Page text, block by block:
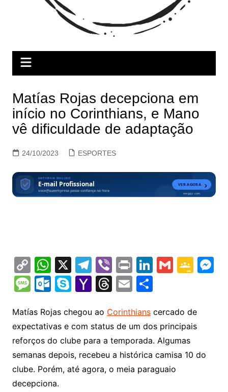
Matías Rojas decepciona em
início no Corinthians, e Mano
vê dificuldade de adaptação
24/10/2023 ESPORTES
C
o
p
y
Li
n
k
W
h
at
s
A
p
p
X T
el
e
gr
a
m
Vi
b
er
Pr
in
t
Li
n
k
e
dI
n
G
l
G
gl
e
a
M
M
s
s
a
g
e
O
lo
o
k.
c
o
S
y
p
e
Y
h
o
o
M
T
e
a
d
s
E
ai
l
S
ar
e
Matías Rojas chegou ao Corinthianscercado de
expectativas e com status de um dos principais
reforços do clube para a temporada. Algumas
semanas depois, recebeu a histórica camisa 10 do
clube. Porém, até agora, o meia paraguaio
decepciona.